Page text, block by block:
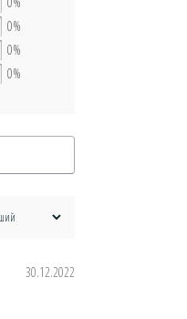
0%
0%
0%
30.12.2022